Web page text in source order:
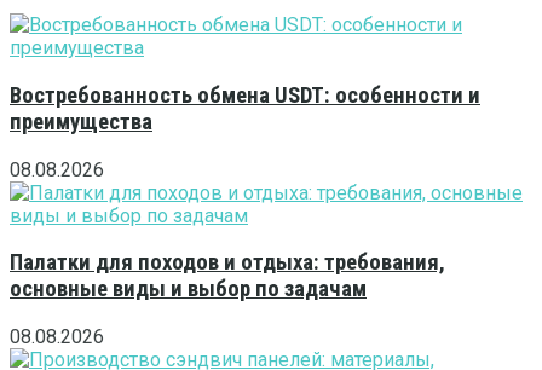
Востребованность обмена USDT: особенности и
преимущества
08.08.2026
Палатки для походов и отдыха: требования,
основные виды и выбор по задачам
08.08.2026